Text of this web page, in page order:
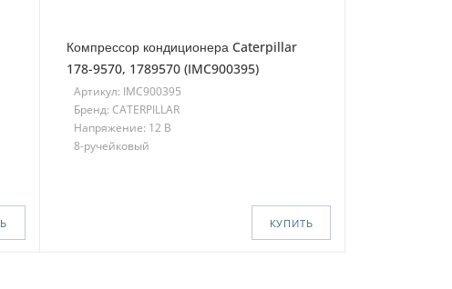
Компрессор кондиционера Caterpillar
178-9570, 1789570 (IMC900395)
Артикул: IMC900395
Бренд: CATERPILLAR
Напряжение: 12 В
8-ручейковый
КУПИТЬ